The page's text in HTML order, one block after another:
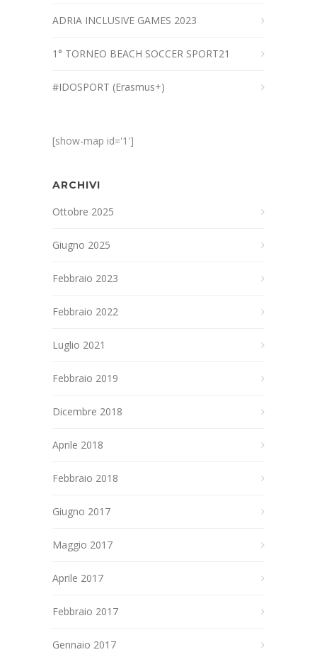
ADRIA INCLUSIVE GAMES 2023
1° TORNEO BEACH SOCCER SPORT21
#IDOSPORT (Erasmus+)
[show-map id='1']
ARCHIVI
Ottobre 2025
Giugno 2025
Febbraio 2023
Febbraio 2022
Luglio 2021
Febbraio 2019
Dicembre 2018
Aprile 2018
Febbraio 2018
Giugno 2017
Maggio 2017
Aprile 2017
Febbraio 2017
Gennaio 2017